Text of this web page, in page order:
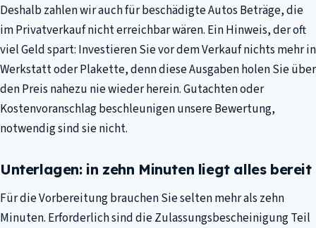
Deshalb zahlen wir auch für beschädigte Autos Beträge, die
im Privatverkauf nicht erreichbar wären. Ein Hinweis, der oft
viel Geld spart: Investieren Sie vor dem Verkauf nichts mehr in
Werkstatt oder Plakette, denn diese Ausgaben holen Sie über
den Preis nahezu nie wieder herein. Gutachten oder
Kostenvoranschlag beschleunigen unsere Bewertung,
notwendig sind sie nicht.
Unterlagen: in zehn Minuten liegt alles bereit
Für die Vorbereitung brauchen Sie selten mehr als zehn
Minuten. Erforderlich sind die Zulassungsbescheinigung Teil